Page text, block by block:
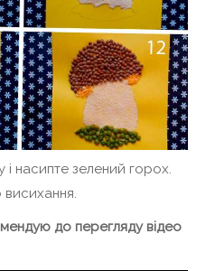
і насипте зелений горох.
до перегляду відео